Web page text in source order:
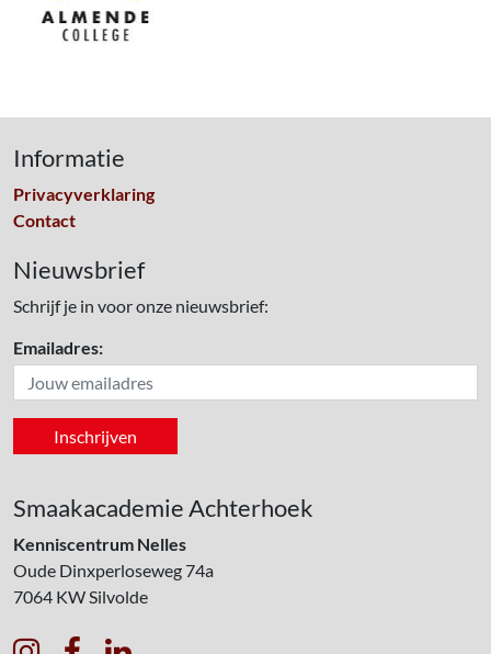
Informatie
Privacyverklaring
Contact
Nieuwsbrief
Schrijf je in voor onze nieuwsbrief:
Emailadres:
Smaakacademie Achterhoek
Kenniscentrum Nelles
Oude Dinxperloseweg 74a
7064 KW Silvolde